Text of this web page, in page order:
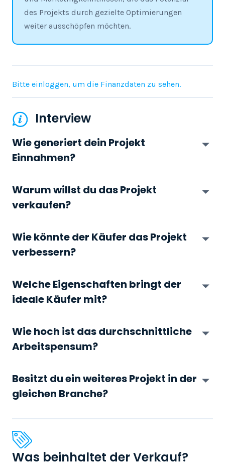
des Projekts durch gezielte Optimierungen
weiter ausschöpfen möchten.
Bitte einloggen, um die Finanzdaten zu sehen.
Interview
Wie generiert dein Projekt
Einnahmen?
Warum willst du das Projekt
verkaufen?
Wie könnte der Käufer das Projekt
verbessern?
Welche Eigenschaften bringt der
ideale Käufer mit?
Wie hoch ist das durchschnittliche
Arbeitspensum?
Besitzt du ein weiteres Projekt in der
gleichen Branche?
Was beinhaltet der Verkauf?